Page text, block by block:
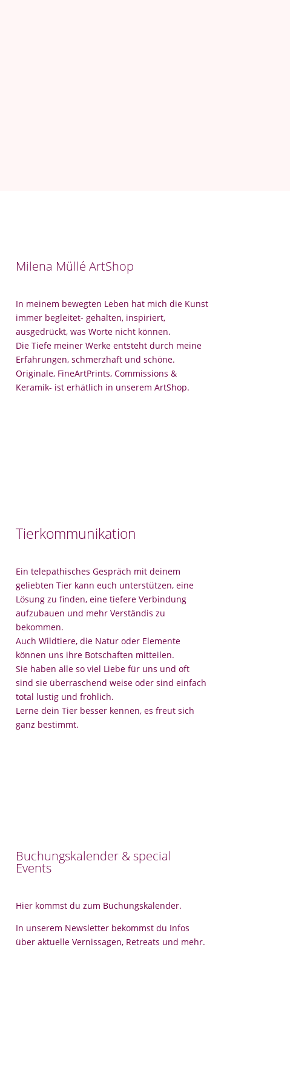
Milena Müllé ArtShop
In meinem bewegten Leben hat mich die Kunst
immer begleitet- gehalten, inspiriert,
ausgedrückt, was Worte nicht können.
Die Tiefe meiner Werke entsteht durch meine
Erfahrungen, schmerzhaft und schöne.
Originale, FineArtPrints, Commissions &
Keramik- ist erhätlich in unserem ArtShop.
Tierkommunikation
Ein telepathisches Gespräch mit deinem
geliebten Tier kann euch unterstützen, eine
Lösung zu finden, eine tiefere Verbindung
aufzubauen und mehr Verständis zu
bekommen.
Auch Wildtiere, die Natur oder Elemente
können uns ihre Botschaften mitteilen.
Sie haben alle so viel Liebe für uns und oft
sind sie überraschend weise oder sind einfach
total lustig und fröhlich.
Lerne dein Tier besser kennen, es freut sich
ganz bestimmt.
Buchungskalender & special
Events
Hier kommst du zum Buchungskalender.
In unserem Newsletter bekommst du Infos
über aktuelle Vernissagen, Retreats und mehr.